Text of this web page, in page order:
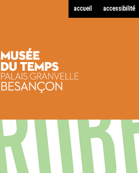
accueil accessibilité